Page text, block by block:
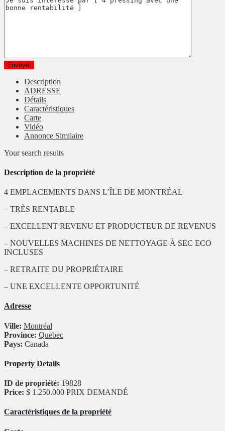
Description
ADRESSE
Détails
Caractéristiques
Carte
Vidéo
Annonce Similaire
Your search results
Description de la propriété
4 EMPLACEMENTS DANS L’ÎLE DE MONTRÉAL
– TRÈS RENTABLE
– EXCELLENT REVENU ET PRODUCTEUR DE REVENUS
– NOUVELLES MACHINES DE NETTOYAGE À SEC ECO
INCLUSES
– RETRAITE DU PROPRIÉTAIRE
– UNE EXCELLENTE OPPORTUNITÉ
Adresse
Ville: Montréal
Province: Quebec
Pays: Canada
Property Details
ID de propriété: 19828
Price: $ 1.250.000 PRIX DEMANDÉ
Caractéristiques de la propriété